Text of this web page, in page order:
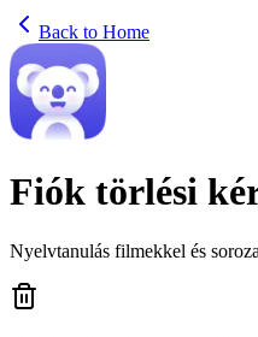
Back to Home
Fiók törlési
Nyelvtanulás filmekkel és